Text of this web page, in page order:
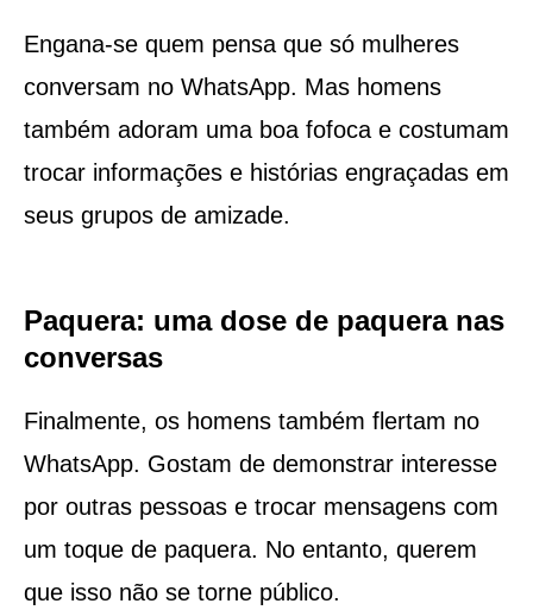
Engana-se quem pensa que só mulheres
conversam no WhatsApp. Mas homens
também adoram uma boa fofoca e costumam
trocar informações e histórias engraçadas em
seus grupos de amizade.
Paquera: uma dose de paquera nas
conversas
Finalmente, os homens também flertam no
WhatsApp. Gostam de demonstrar interesse
por outras pessoas e trocar mensagens com
um toque de paquera. No entanto, querem
que isso não se torne público.